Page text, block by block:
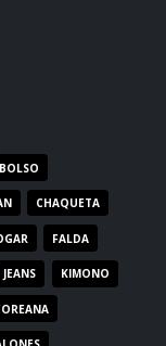
BOLSO
CHAQUETA
FALDA
JEANS KIMONO